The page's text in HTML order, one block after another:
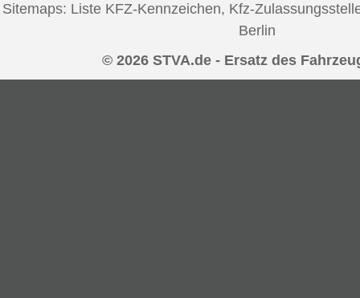
Sitemaps: Liste KFZ-Kennzeichen, Kfz-
Berlin
© 2026 STVA.de - Ersatz des